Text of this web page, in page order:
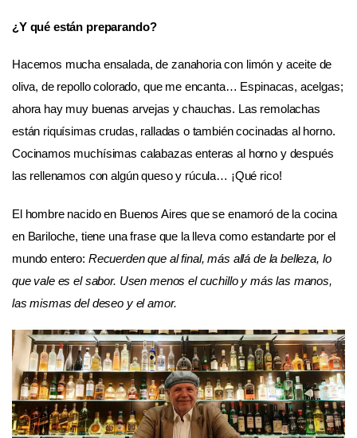
¿Y qué están preparando?
Hacemos mucha ensalada, de zanahoria con limón y aceite de
oliva, de repollo colorado, que me encanta… Espinacas, acelgas;
ahora hay muy buenas arvejas y chauchas. Las remolachas
están riquísimas crudas, ralladas o también cocinadas al horno.
Cocinamos muchísimas calabazas enteras al horno y después
las rellenamos con algún queso y rúcula… ¡Qué rico!
El hombre nacido en Buenos Aires que se enamoró de la cocina
en Bariloche, tiene una frase que la lleva como estandarte por el
mundo entero: Recuerden que al final,más allá de la belleza, lo
que vale es el sabor. Usen menos el cuchillo y más las manos,
las mismas del deseo y el amor.